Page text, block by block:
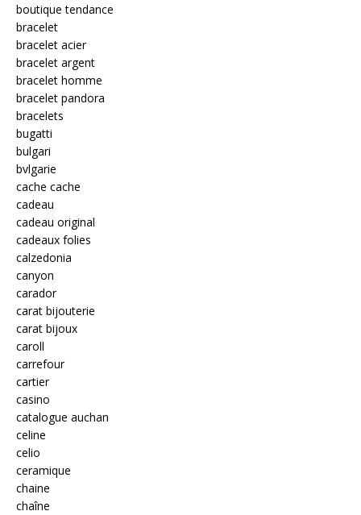
boutique tendance
bracelet
bracelet acier
bracelet argent
bracelet homme
bracelet pandora
bracelets
bugatti
bulgari
bvlgarie
cache cache
cadeau
cadeau original
cadeaux folies
calzedonia
canyon
carador
carat bijouterie
carat bijoux
caroll
carrefour
cartier
casino
catalogue auchan
celine
celio
ceramique
chaine
chaîne